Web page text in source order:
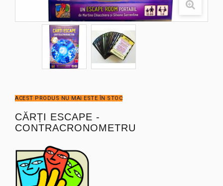
ACEST PRODUS NU MAI ESTE ÎN STOC
CĂRȚI ESCAPE -
CONTRACRONOMETRU